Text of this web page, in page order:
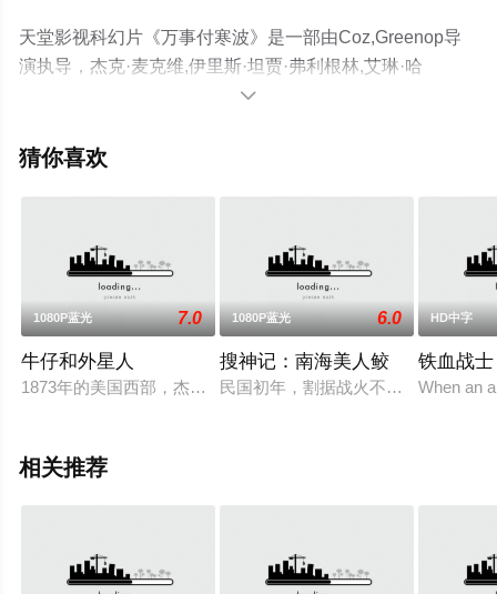
天堂影视科幻片《万事付寒波》是一部由Coz,Greenop导
演执导，杰克·麦克维,伊里斯·坦贾·弗利根林,艾琳·哈
尔,Harvey,Dean,比约恩·斯蒂凡松,乔迪丝·李希特等演员精
就上天堂电影网，更多剧情信息可移步至豆瓣电影、电视

猜你喜欢
1080P蓝光 7.0
牛仔和外星人
1873年的美国西部，杰克·洛根（丹尼尔·克雷格DanielCraig饰
1080P蓝光 6.0
搜神记：南海美人鲛
民国初年，割据战火不断，百姓苦不
HD中字
铁血战
When an
相关推荐